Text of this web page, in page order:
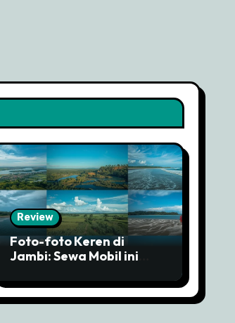
Review
Foto-foto Keren di
Jambi: Sewa Mobil ini
Spot Instagramable